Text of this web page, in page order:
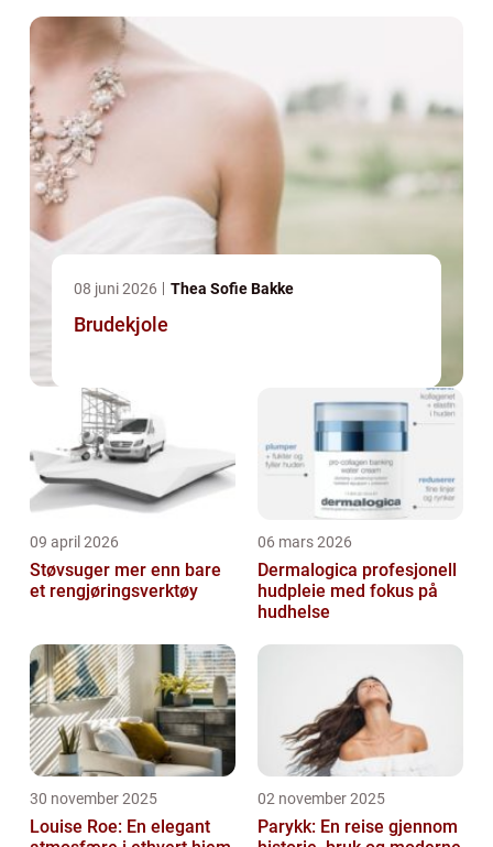
08 juni 2026 Thea Sofie Bakke
Brudekjole
09 april 2026
Støvsuger mer enn bare
et rengjøringsverktøy
06 mars 2026
Dermalogica profesjonell
hudpleie med fokus på
hudhelse
30 november 2025
Louise Roe: En elegant
02 november 2025
Parykk: En reise gjennom